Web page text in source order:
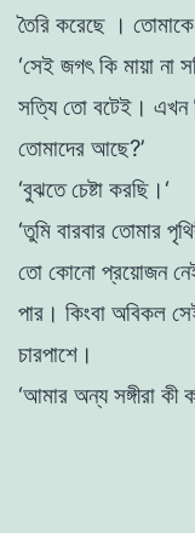
তৈরি করেছে ।
‘সেই জগৎ কি মায়া না
সত্যি তাে বটেই । এখন
তােমাদের আছে?’
‘বুঝতে চেষ্টা করছি । ‘
‘তুমি বারবার তােমার
তো কোনাে প্রয়োজন
পার। কিংবা অবিকল
চারপাশে।
‘আমার অন্য সঙ্গীরা